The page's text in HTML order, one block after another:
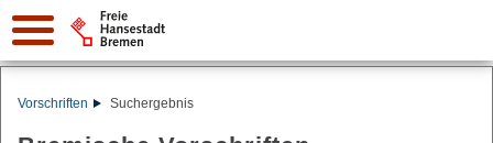
Vorschriften Suchergebnis